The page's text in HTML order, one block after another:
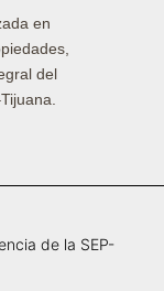
en
del
de la SEP-